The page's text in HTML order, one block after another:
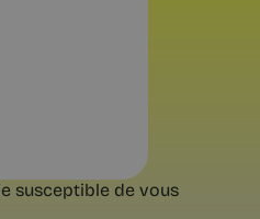
susceptible de vous